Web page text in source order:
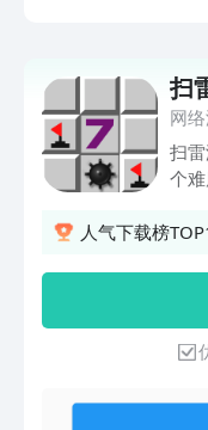
扫
网
扫
个
雷
击
则
个
按
人气下载榜